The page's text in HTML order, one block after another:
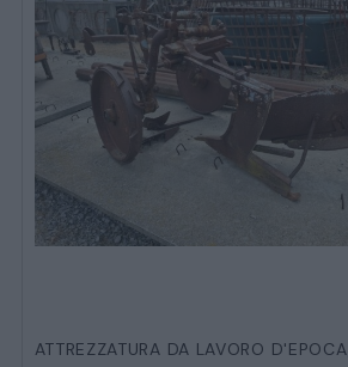
ATTREZZATURA DA LAVORO D'EPOCA